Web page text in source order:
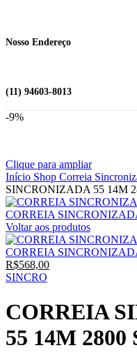
Nosso Endereço
(11) 94603-8013
-9%
Clique para ampliar
Início Shop Correia
SINCRONIZADA 55 14M
CORREIA
Voltar aos produtos
CORREIA
R$568,00O
é:
R$568,00.
SINCRO
CORREIA
55 14M 2800